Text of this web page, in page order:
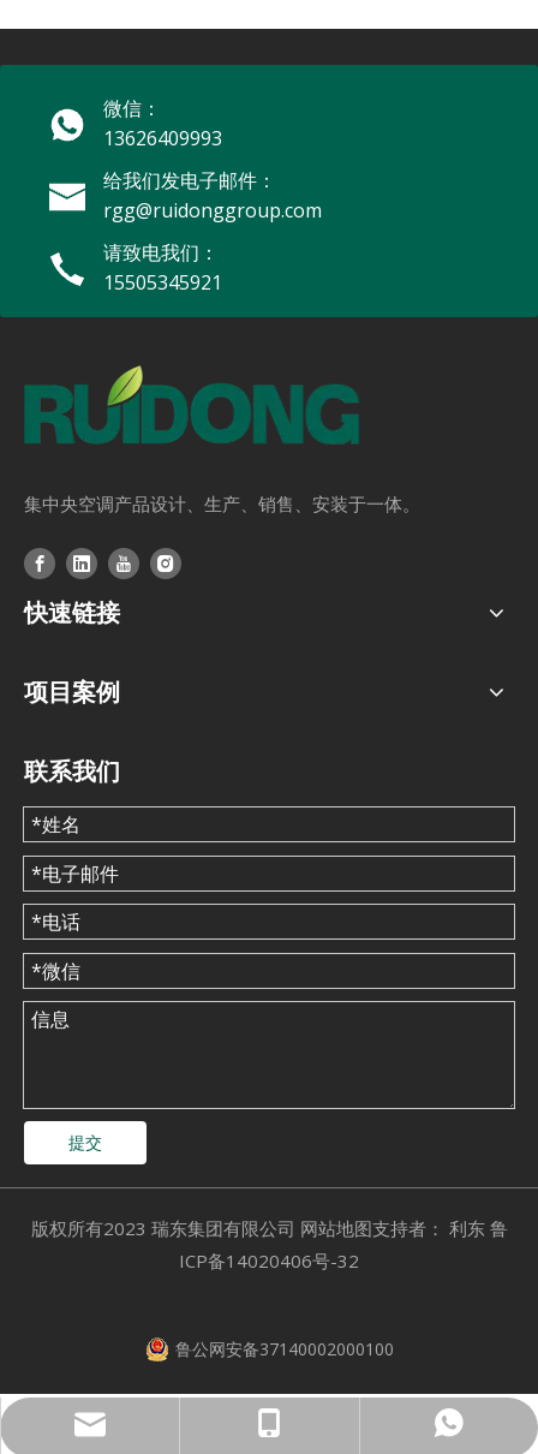
sales@ruidonggroup.com
15505345921
15953109697
微信：
13626409993
给我们发电子邮件：
rgg@ruidonggroup.com
请致电我们：
15505345921
集中央空调产品设计、生产、销售、安装于一体。
快速链接
项目案例
联系我们
提交
​版权所有2023 瑞东集团有限公司 网站地图支持者： 利东 鲁
ICP备14020406号-32
鲁公网安备37140002000100